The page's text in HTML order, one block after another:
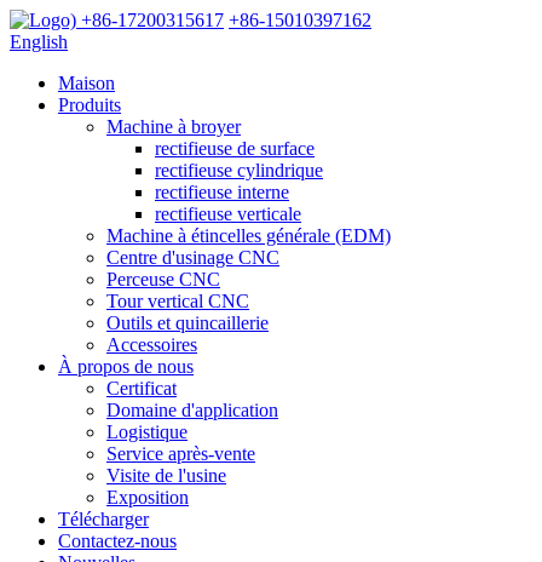
+86-17200315617 +86-15010397162
English
Maison
Produits
Machine à broyer
rectifieuse de surface
rectifieuse cylindrique
rectifieuse interne
rectifieuse verticale
Machine à étincelles générale (EDM)
Centre d'usinage CNC
Perceuse CNC
Tour vertical CNC
Outils et quincaillerie
Accessoires
À propos de nous
Certificat
Domaine d'application
Logistique
Service après-vente
Visite de l'usine
Exposition
Télécharger
Contactez-nous